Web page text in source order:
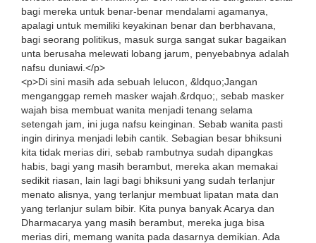
bagi mereka untuk benar-benar mendalami agamanya,
apalagi untuk memiliki keyakinan benar dan berbhavana,
bagi seorang politikus, masuk surga sangat sukar bagaikan
unta berusaha melewati lobang jarum, penyebabnya adalah
nafsu duniawi.</p>
<p>Di sini masih ada sebuah lelucon, &ldquo;Jangan
menganggap remeh masker wajah.&rdquo;, sebab masker
wajah bisa membuat wanita menjadi tenang selama
setengah jam, ini juga nafsu keinginan. Sebab wanita pasti
ingin dirinya menjadi lebih cantik. Sebagian besar bhiksuni
kita tidak merias diri, sebab rambutnya sudah dipangkas
habis, bagi yang masih berambut, mereka akan memakai
sedikit riasan, lain lagi bagi bhiksuni yang sudah terlanjur
menato alisnya, yang terlanjur membuat lipatan mata dan
yang terlanjur sulam bibir. Kita punya banyak Acarya dan
Dharmacarya yang masih berambut, mereka juga bisa
merias diri, memang wanita pada dasarnya demikian. Ada